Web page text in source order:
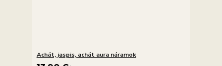
Achát, jaspis, achát aura náramok